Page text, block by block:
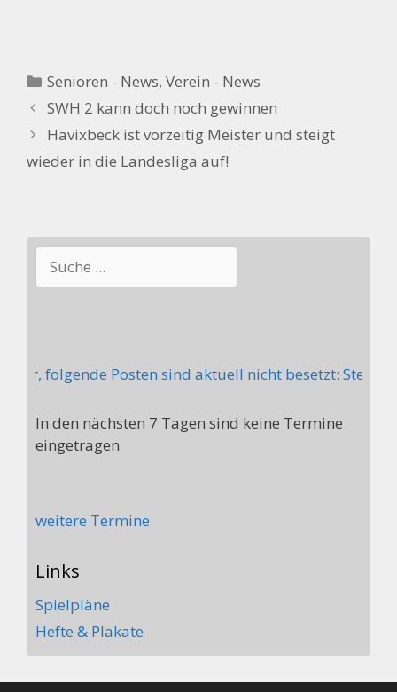
Kategorien
Senioren - News,Verein - News
SWH 2 kann doch noch gewinnen
Havixbeck ist vorzeitig Meister und steigt
wieder in die Landesliga auf!
Suchen
folgende Posten sind aktuell nicht besetzt: Stellv.
In den nächsten 7 Tagen sind keine Termine
eingetragen
weitere Termine
Links
Spielpläne
Hefte & Plakate